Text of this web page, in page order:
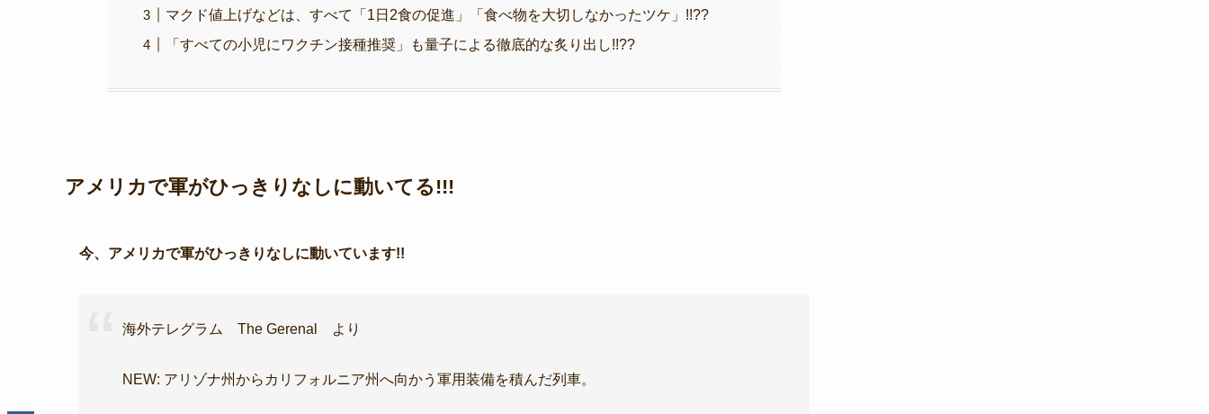
マクド値上げなどは、すべて「1日2食の促進」「食べ物を大切しなかったツケ」!!??
「すべての小児にワクチン接種推奨」も量子による徹底的な炙り出し!!??
アメリカで軍がひっきりなしに動いてる!!!
今、アメリカで軍がひっきりなしに動いています!!
海外テレグラム The Gerenal より
NEW: アリゾナ州からカリフォルニア州へ向かう軍用装備を積んだ列車。